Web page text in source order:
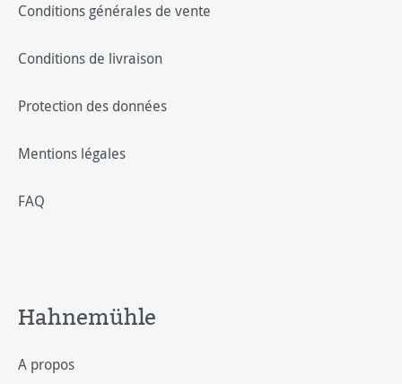
Conditions générales de vente
Conditions de livraison
Protection des données
Mentions légales
FAQ
Hahnemühle
A propos